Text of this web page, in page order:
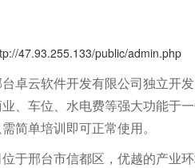
47.93.255.133/public/admin.php
卓云软件开发有限公司独立开
、车位、水电费等强大功能于
简单培训即可正常使用。
于邢台市信都区，优越的产业